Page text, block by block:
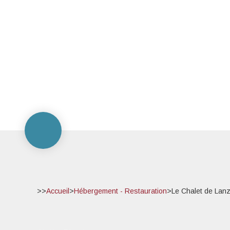
>>Accueil >Hébergement - Restauration>Le Chalet de